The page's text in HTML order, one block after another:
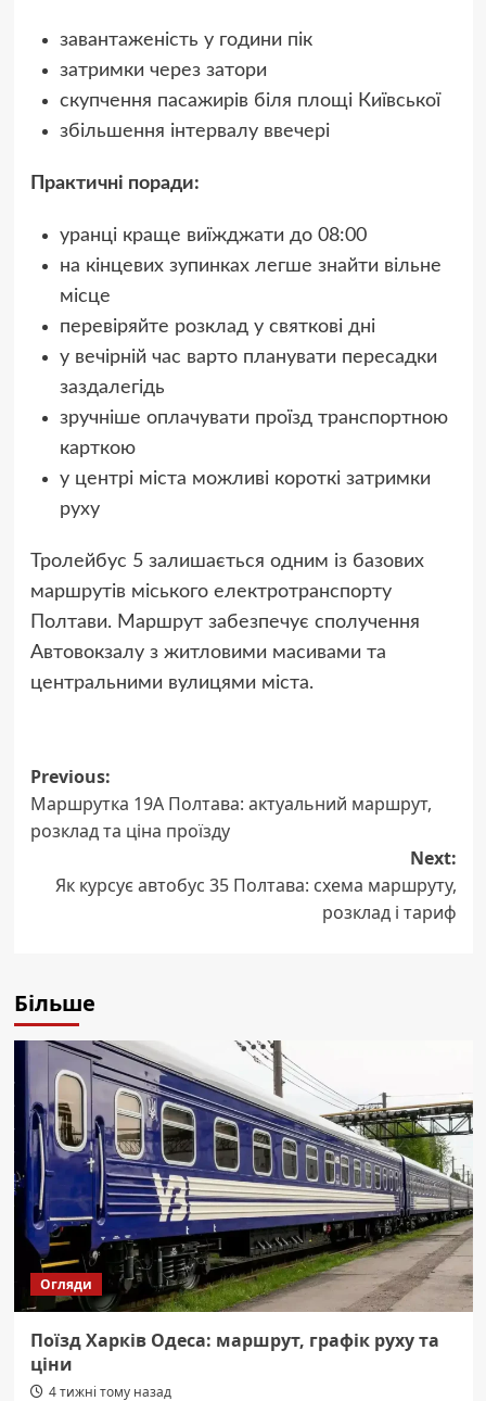
завантаженість у години пік
затримки через затори
скупчення пасажирів біля площі Київської
збільшення інтервалу ввечері
Практичні поради:
уранці краще виїжджати до 08:00
на кінцевих зупинках легше знайти вільне
місце
перевіряйте розклад у святкові дні
у вечірній час варто планувати пересадки
заздалегідь
зручніше оплачувати проїзд транспортною
карткою
у центрі міста можливі короткі затримки
руху
Тролейбус 5 залишається одним із базових
маршрутів міського електротранспорту
Полтави. Маршрут забезпечує сполучення
Автовокзалу з житловими масивами та
центральними вулицями міста.
Post
navigation
Previous:
Маршрутка 19А Полтава: актуальний маршрут,
розклад та ціна проїзду
Next:
Як курсує автобус 35 Полтава: схема маршруту,
розклад і тариф
Більше
Огляди
Поїзд Харків Одеса: маршрут, графік руху та
ціни
4 тижні тому назад